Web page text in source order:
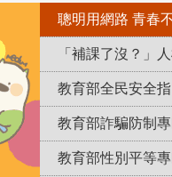
聰明用網路 青春
教育部全民安全
教育部詐騙防制
教育部性別平等